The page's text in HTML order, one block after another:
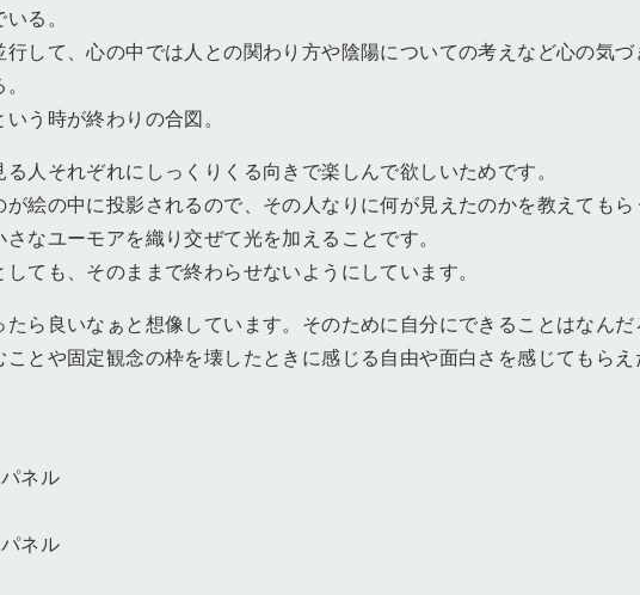
る。
して、心の中では人との関わり方や陰陽についての考えなど心の気
う時が終わりの合図。
人それぞれにしっくりくる向きで楽しんで欲しいためです。
絵の中に投影されるので、その人なりに何が見えたのかを教えても
なユーモアを織り交ぜて光を加えることです。
ても、そのままで終わらせないようにしています。
ら良いなぁと想像しています。そのために自分にできることはなん
とや固定観念の枠を壊したときに感じる自由や面白さを感じてもら
ネル
ネル